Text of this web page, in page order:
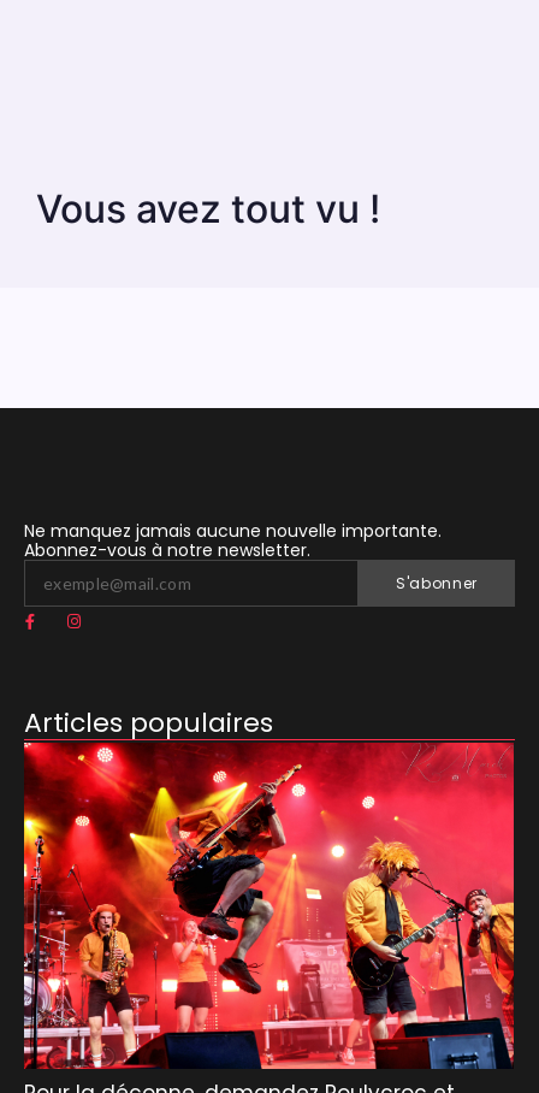
Vous avez tout vu !
Ne manquez jamais aucune nouvelle importante.
Abonnez-vous à notre newsletter.
S'abonner
Articles populaires